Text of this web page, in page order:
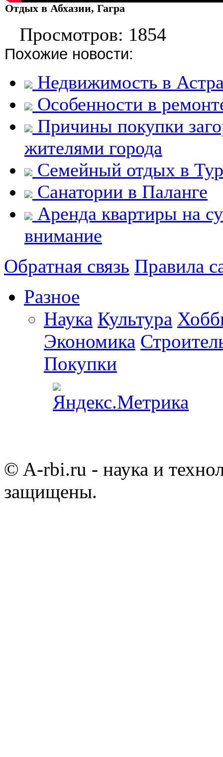
Отдых в Абхазии, Гагра
Просмотров: 1854
Похожие новости:
Недвижимость в
Особенности в
Причины покупки
жителями города
Семейный отдых в
Санатории в Паланге
Аренда квартиры на
внимание
Обратная связь Правила
Разное
Наука Культура
Экономика
Покупки
© A-rbi.ru - наука и
защищены.